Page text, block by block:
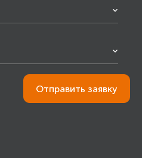
Отправить заявку